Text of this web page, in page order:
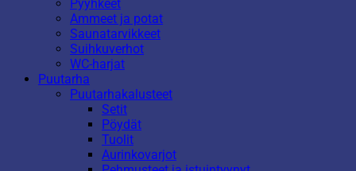
Pyyhkeet
Ammeet ja potat
Saunatarvikkeet
Suihkuverhot
WC-harjat
Puutarha
Puutarhakalusteet
Setit
Pöydät
Tuolit
Aurinkovarjot